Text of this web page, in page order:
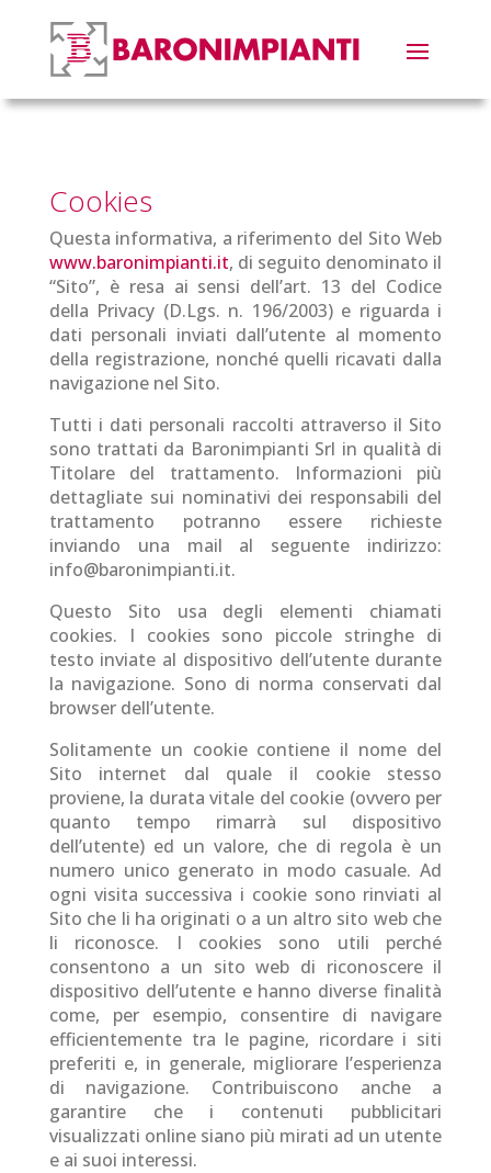
Cookies
Questa informativa, a riferimento del Sito Web
www.baronimpianti.it, di seguito denominato il
“Sito”, è resa ai sensi dell’art. 13 del Codice
della Privacy (D.Lgs. n. 196/2003) e riguarda i
dati personali inviati dall’utente al momento
della registrazione, nonché quelli ricavati dalla
navigazione nel Sito.
Tutti i dati personali raccolti attraverso il Sito
sono trattati da Baronimpianti Srl in qualità di
Titolare del trattamento. Informazioni più
dettagliate sui nominativi dei responsabili del
trattamento potranno essere richieste
inviando una mail al seguente indirizzo:
info@baronimpianti.it.
Questo Sito usa degli elementi chiamati
cookies. I cookies sono piccole stringhe di
testo inviate al dispositivo dell’utente durante
la navigazione. Sono di norma conservati dal
browser dell’utente.
Solitamente un cookie contiene il nome del
Sito internet dal quale il cookie stesso
proviene, la durata vitale del cookie (ovvero per
quanto tempo rimarrà sul dispositivo
dell’utente) ed un valore, che di regola è un
numero unico generato in modo casuale. Ad
ogni visita successiva i cookie sono rinviati al
Sito che li ha originati o a un altro sito web che
li riconosce. I cookies sono utili perché
consentono a un sito web di riconoscere il
dispositivo dell’utente e hanno diverse finalità
come, per esempio, consentire di navigare
efficientemente tra le pagine, ricordare i siti
preferiti e, in generale, migliorare l’esperienza
di navigazione. Contribuiscono anche a
garantire che i contenuti pubblicitari
visualizzati online siano più mirati ad un utente
e ai suoi interessi.